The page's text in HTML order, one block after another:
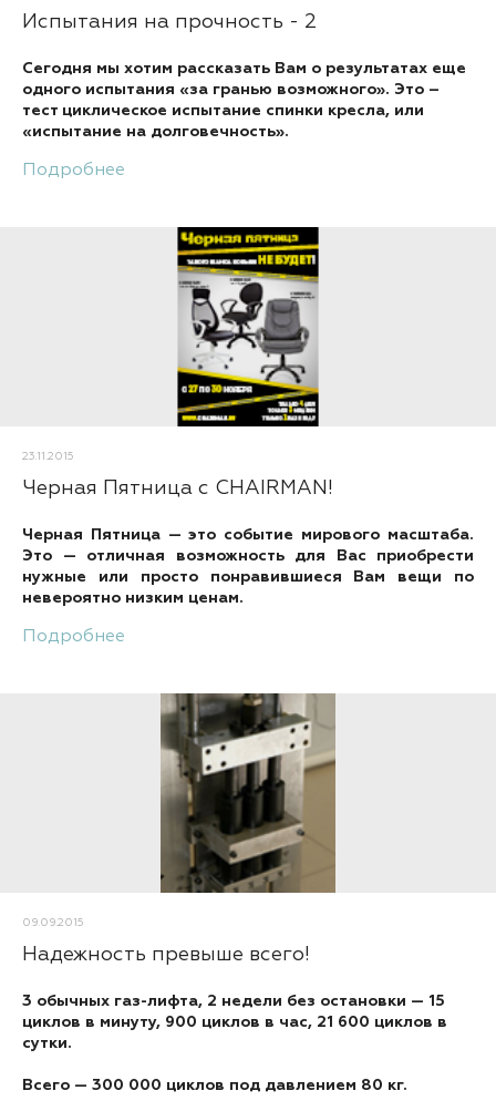
Испытания на прочность - 2
Сегодня мы хотим рассказать Вам о результатах еще
одного испытания «за гранью возможного». Это –
тест циклическое испытание спинки кресла, или
«испытание на долговечность».
Подробнее
23.11.2015
Черная Пятница с CHAIRMAN!
Черная Пятница — это событие мирового масштаба.
Это — отличная возможность для Вас приобрести
нужные или просто понравившиеся Вам вещи по
невероятно низким ценам.
Подробнее
09.09.2015
Надежность превыше всего!
3 обычных газ-лифта, 2 недели без остановки — 15
циклов в минуту, 900 циклов в час, 21 600 циклов в
сутки.
Всего — 300 000 циклов под давлением 80 кг.